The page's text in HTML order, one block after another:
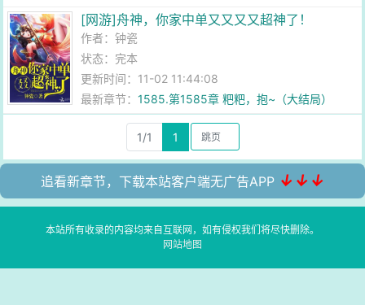
[网游]舟神，你家中单又又又又超神了！
作者：钟瓷
状态：完本
更新时间：11-02 11:44:08
最新章节：1585.第1585章 粑粑，抱~（大结局）
1/1 1
追看新章节，下载本站客户端无广告APP ↓↓↓
本站所有收录的内容均来自互联网，如有侵权我们将尽快删除。
网站地图